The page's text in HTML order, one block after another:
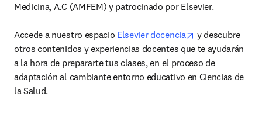
Medicina, A.C (AMFEM) y patrocinado por Elsevier.
Accede a nuestro espacio Elsevier docencia opens in new
y descubre
otros contenidos y experiencias docentes que te ayudarán
a la hora de prepararte tus clases, en el proceso de
adaptación al cambiante entorno educativo en Ciencias de
la Salud.